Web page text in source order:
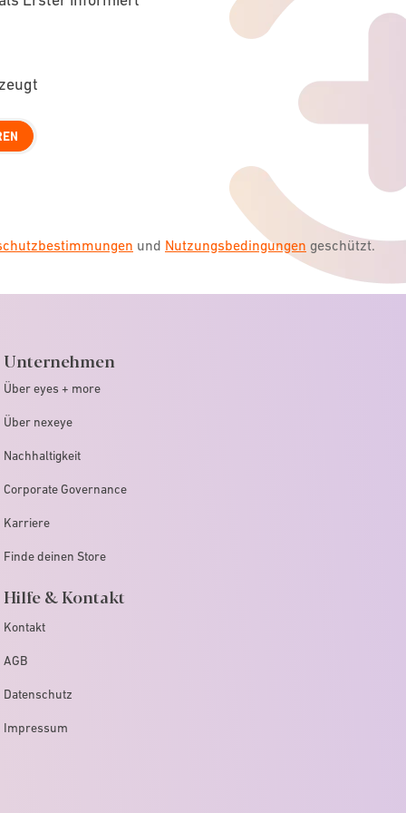
und Nutzungsbedingungen geschützt.
Unternehmen
Über eyes + more
Über nexeye
Nachhaltigkeit
Corporate Governance
Karriere
Finde deinen Store
Hilfe & Kontakt
Kontakt
AGB
Datenschutz
Impressum